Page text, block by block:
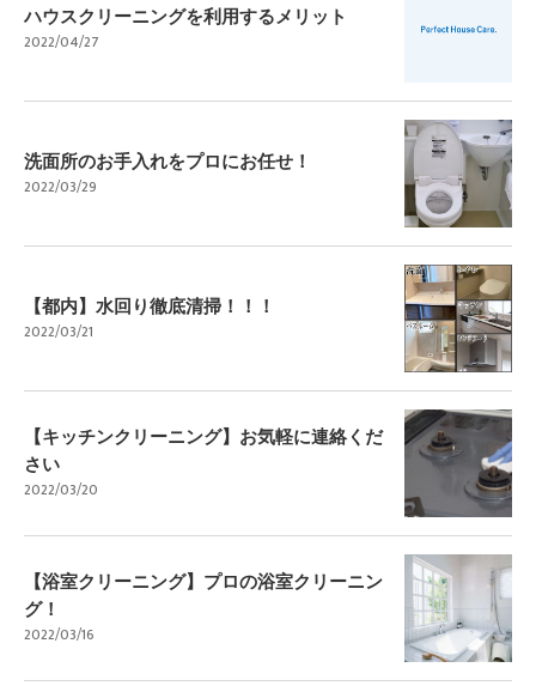
ハウスクリーニングを利用するメリット
2022/04/27
洗面所のお手入れをプロにお任せ！
2022/03/29
【都内】水回り徹底清掃！！！
2022/03/21
【キッチンクリーニング】お気軽に連絡くだ
さい
2022/03/20
【浴室クリーニング】プロの浴室クリーニン
グ！
2022/03/16